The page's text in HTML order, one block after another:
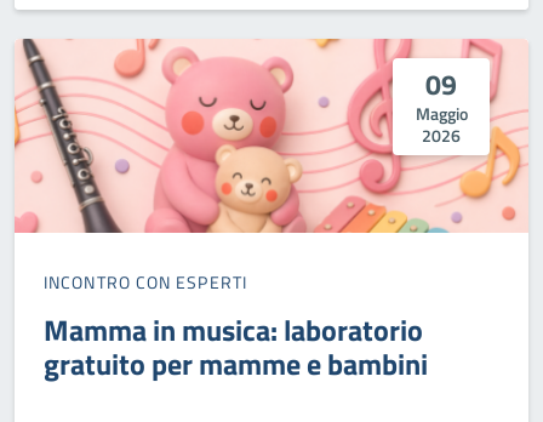
09
Maggio
2026
INCONTRO CON ESPERTI
Mamma in musica: laboratorio
gratuito per mamme e bambini